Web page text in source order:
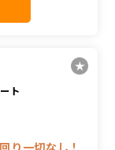
ト
り一切なし！